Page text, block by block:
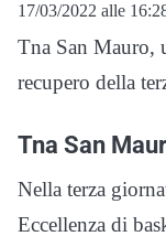
17/03/2022 alle
Tna San Mauro,
recupero della
Tna San
Nella terza
Eccellenza di